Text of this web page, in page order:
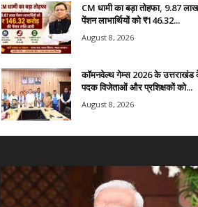
CM धामी का बड़ा तोहफा, 9.87 लाख
पेंशन लाभार्थियों को ₹146.32...
August 8, 2026
कॉमनवेल्थ गेम्स 2026 के उत्तराखंड
पदक विजेताओं और प्रशिक्षकों को...
August 8, 2026